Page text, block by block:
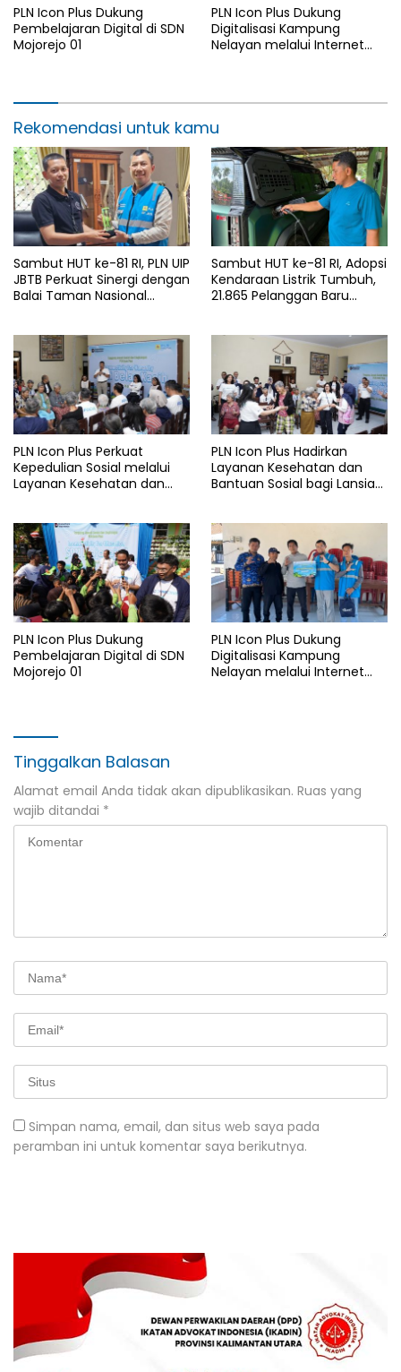
PLN Icon Plus Dukung
Pembelajaran Digital di SDN
Mojorejo 01
PLN Icon Plus Dukung
Digitalisasi Kampung
Nelayan melalui Internet
Rekomendasi untuk kamu
Sambut HUT ke-81 RI, PLN UIP
JBTB Perkuat Sinergi dengan
Balai Taman Nasional
kV Paiton–
Watudodol/Kalipuro
Sambut HUT ke-81 RI, Adopsi
Kendaraan Listrik Tumbuh,
21.865 Pelanggan Baru
PLN Icon Plus Perkuat
Kepedulian Sosial melalui
Layanan Kesehatan dan
PLN Icon Plus Hadirkan
Layanan Kesehatan dan
Bantuan Sosial bagi Lansia
PLN Icon Plus Dukung
Pembelajaran Digital di SDN
Mojorejo 01
PLN Icon Plus Dukung
Digitalisasi Kampung
Nelayan melalui Internet
Tinggalkan Balasan
Alamat email Anda tidak akan dipublikasikan. Ruas yang
wajib ditandai *
Simpan nama, email, dan situs web saya pada
peramban ini untuk komentar saya berikutnya.